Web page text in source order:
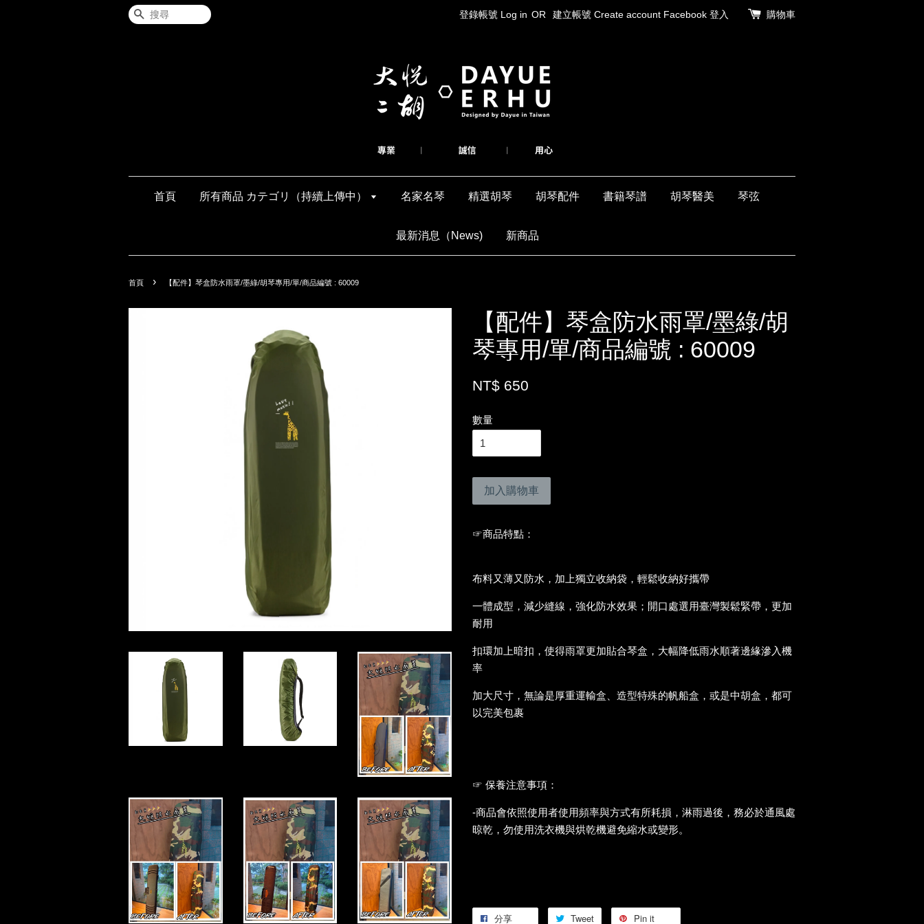
搜尋 登錄帳號 Log in OR 建立帳號 Create account Facebook 登入 購物車
首頁 所有商品 カテゴリ（持續上傳中） 名家名琴 精選胡琴 胡琴配件 書籍琴譜 胡琴醫美 琴弦
最新消息（News) 新商品
首頁 › 【配件】琴盒防水雨罩/墨綠/胡琴專用/單/商品編號 : 60009
【配件】琴盒防水雨罩/墨綠/胡
琴專用/單/商品編號 : 60009
NT$ 650
數量
加入購物車
☞商品特點 ：
布料又薄又防水 ，加上獨立收納袋，輕鬆收納好攜帶
一體成型， 減少縫線 ，強化防水效果；開口處選用臺灣製鬆緊帶，更加
耐用
扣環加上暗扣，使得雨罩更加貼合琴盒，大幅降低雨水順著邊緣滲入機
率
加大尺寸，無論是厚重運輸盒、造型特殊的帆船盒，或是中胡盒，都可
以完美包裹
☞ 保養注意事項：
-商品會依照使用者使用頻率與方式有所耗損，淋雨過後，務必於通風處
晾乾，勿使用洗衣機與烘乾機避免縮水或變形。
分享 Tweet Pin it